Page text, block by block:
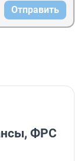
Отправить
ФРС